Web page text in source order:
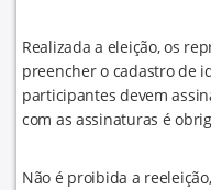
Realizada a eleição, os
preencher o cadastro de
participantes devem
com as assinaturas é
Não é proibida a